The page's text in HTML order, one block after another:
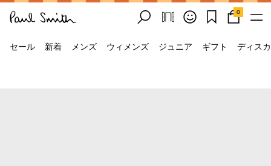
0
セール 新着 メンズ ウィメンズ ジュニア ギフト ディス